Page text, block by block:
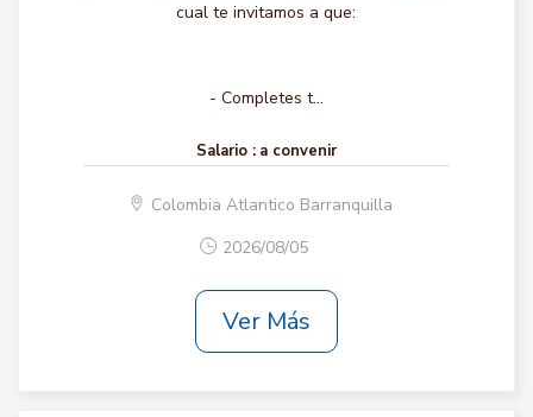
cual te invitamos a que:
- Completes t...
Salario : a convenir
Colombia Atlantico Barranquilla
2026/08/05
Ver Más